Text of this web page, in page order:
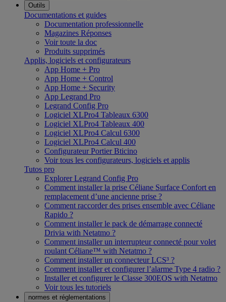
Outils
Documentations et guides
Documentation professionnelle
Magazines Réponses
Voir toute la doc
Produits supprimés
Applis, logiciels et configurateurs
App Home + Pro
App Home + Control
App Home + Security
App Legrand Pro
Legrand Config Pro
Logiciel XLPro4 Tableaux 6300
Logiciel XLPro4 Tableaux 400
Logiciel XLPro4 Calcul 6300
Logiciel XLPro4 Calcul 400
Configurateur Portier Bticino
Voir tous les configurateurs, logiciels et applis
Tutos pro
Explorer Legrand Config Pro
Comment installer la prise Céliane Surface Confort en
remplacement d’une ancienne prise ?
Comment raccorder des prises ensemble avec Céliane
Rapido ?
Comment installer le pack de démarrage connecté
Drivia with Netatmo ?
Comment installer un interrupteur connecté pour volet
roulant Céliane™ with Netatmo ?
Comment installer un connecteur LCS³ ?
Comment installer et configurer l’alarme Type 4 radio ?
Installer et configurer le Classe 300EOS with Netatmo
Voir tous les tutoriels
normes et réglementations